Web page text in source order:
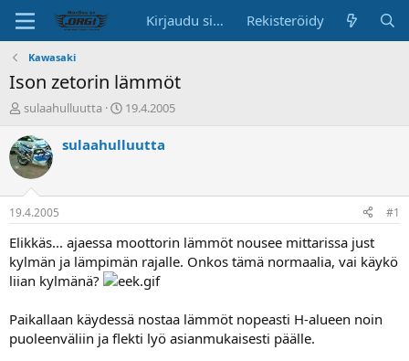
Kirjaudu sisään Rekisteröidy
Kawasaki
Ison zetorin lämmöt
K
s
k
s
e
l
u
n
a
o
i
sulaahulluutta
A
o
p
ä
i
v
ä
19.4.2005
sulaahulluutta
19.4.2005 #1
Elikkäs... ajaessa moottorin lämmöt nousee mittarissa just
kylmän ja lämpimän rajalle. Onkos tämä normaalia, vai käykö
liian kylmänä?
Paikallaan käydessä nostaa lämmöt nopeasti H-alueen noin
puoleenväliin ja flekti lyö asianmukaisesti päälle.